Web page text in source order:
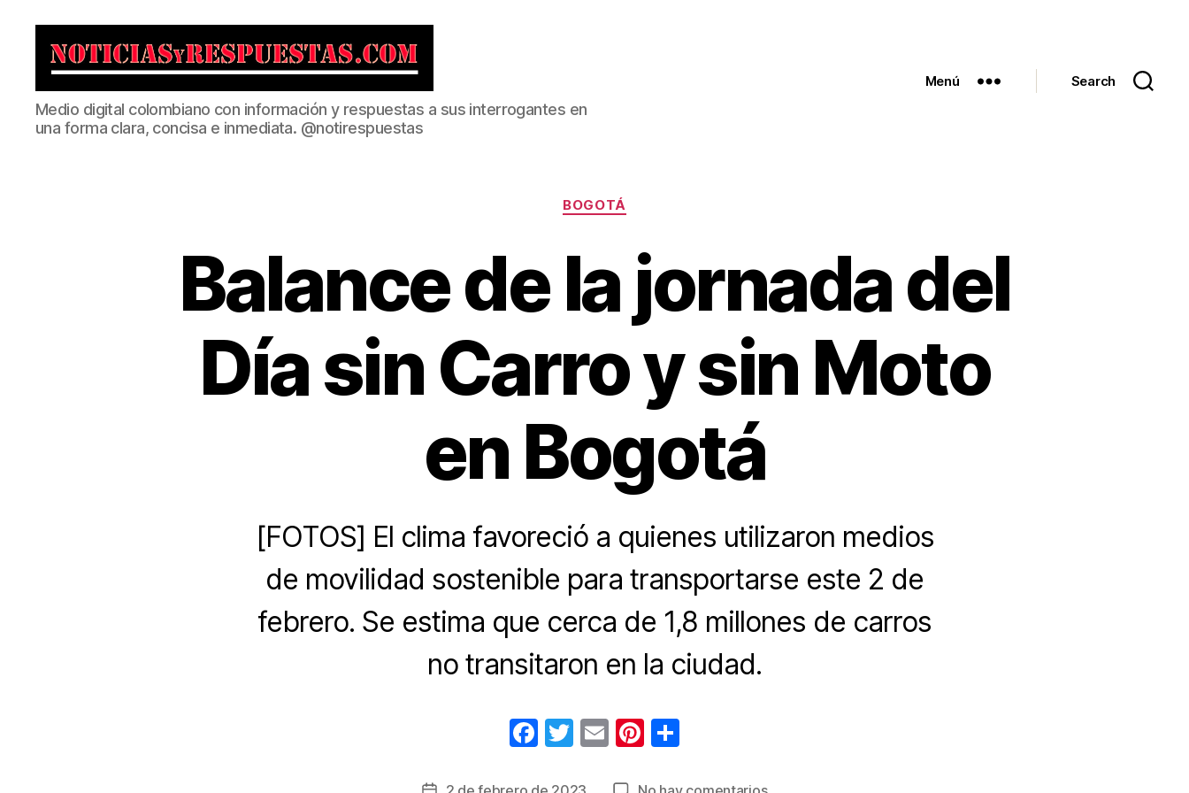
Noticias
y
Respuestas
Medio digital colombiano con información y respuestas a sus interrogantes en
una forma clara, concisa e inmediata. @notirespuestas
Menú Search
Categorías
BOGOTÁ
Balance de la jornada del
Día sin Carro y sin Moto
en Bogotá
[FOTOS] El clima favoreció a quienes utilizaron medios
de movilidad sostenible para transportarse este 2 de
febrero. Se estima que cerca de 1,8 millones de carros
no transitaron en la ciudad.
F T E Pi
en